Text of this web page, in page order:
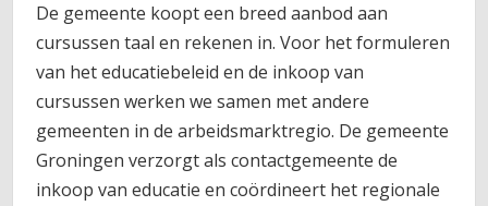
De gemeente koopt een breed aanbod aan
cursussen taal en rekenen in. Voor het formuleren
van het educatiebeleid en de inkoop van
cursussen werken we samen met andere
gemeenten in de arbeidsmarktregio. De gemeente
Groningen verzorgt als contactgemeente de
inkoop van educatie en coördineert het regionale